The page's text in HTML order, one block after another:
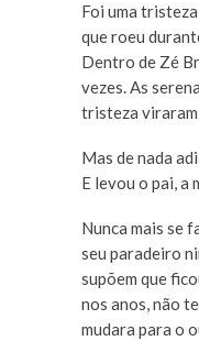
Foi uma
que roeu
Dentro de Zé
vezes. As
tristeza
Mas de nada
E levou o pai, a
Nunca mais se
seu paradeiro
supõem que
nos anos, não
mudara para o